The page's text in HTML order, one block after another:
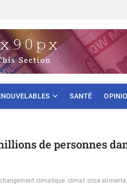
SANTÉ
de personnes
changement climatique climat crise